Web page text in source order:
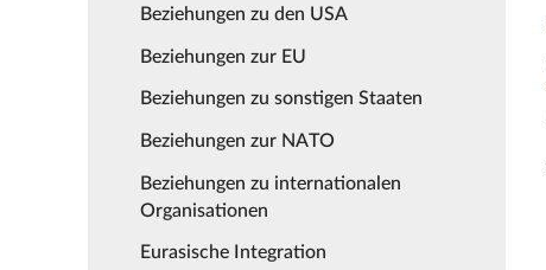
Beziehungen zu den USA
Beziehungen zur EU
Beziehungen zu sonstigen Staaten
Beziehungen zur NATO
Beziehungen zu internationalen
Organisationen
Eurasische Integration